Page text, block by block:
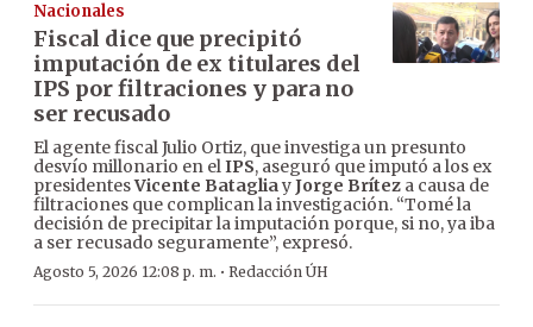
Nacionales
Fiscal dice que precipitó
imputación de ex titulares del
IPS por filtraciones y para no
ser recusado
El agente fiscal Julio Ortiz, que investiga un presunto
desvío millonario en elIPS, aseguró que imputó a los ex
presidentesVicente BatagliayJorge Brítez a causa de
filtraciones que complican la investigación. “Tomé la
decisión de precipitar la imputación porque, si no, ya iba
a ser recusado seguramente”, expresó.
Agosto 5, 2026 12:08 p. m. · Redacción ÚH